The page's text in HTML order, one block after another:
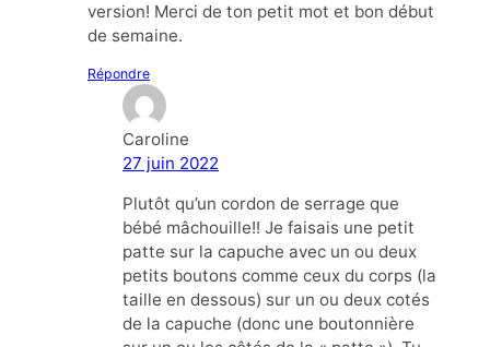
version! Merci de ton petit mot et bon début
de semaine.
Répondre
Caroline
27 juin 2022
Plutôt qu’un cordon de serrage que
bébé mâchouille!! Je faisais une petit
patte sur la capuche avec un ou deux
petits boutons comme ceux du corps (la
taille en dessous) sur un ou deux cotés
de la capuche (donc une boutonnière